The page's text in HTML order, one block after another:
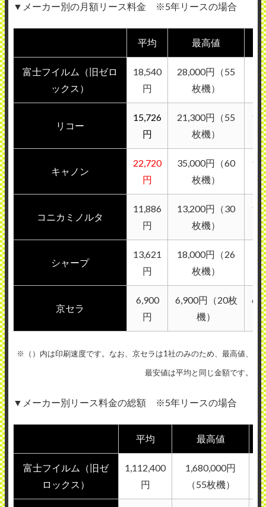
▼ メーカー別の月額リース料金 ※5年リースの場合
平均 最高値
富士フイルム（旧ゼロ
ックス）
18,540
円
28,000円（55
枚機）
リコー
15,726
円
21,300円（55
枚機）
キャノン
22,720
円
35,000円（60
枚機）
コニカミノルタ
11,886
円
13,200円（30
枚機）
シャープ
13,621
円
18,000円（26
枚機）
京セラ
6,900
円
6,900円（20枚
機）
※（）内は印刷速度です。なお、京セラは1社のみのため、最高値、
最安値は平均と同じ金額です。
▼メーカー別リース料金の総額 ※5年リースの場合
平均 最高値
富士フイルム（旧ゼ
ロックス）
1,112,400
円
1,680,000円
（55枚機）